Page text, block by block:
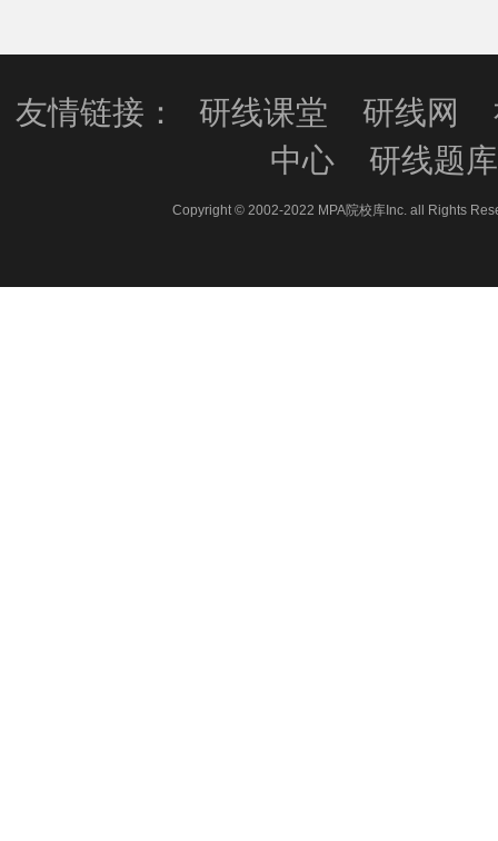
友情链接： 研线课堂 研线网
中心
研线题库
Copyright © 2002-2022 MPA院校库Inc. all Rights